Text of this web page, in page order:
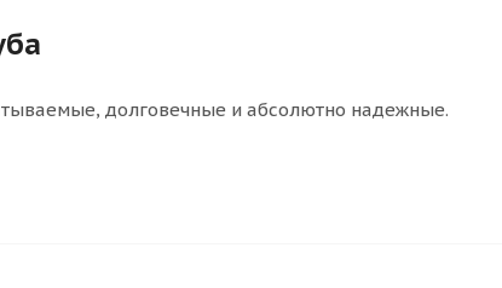
долговечные и абсолютно надежные.